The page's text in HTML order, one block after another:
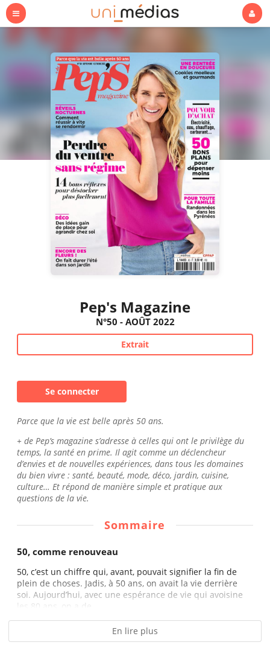
Pep's Magazine
N°50 - AOÛT 2022
Extrait
Se connecter
Parce que la vie est belle après 50 ans.
+ de Pep’s magazine s’adresse à celles qui ont le privilège du
temps, la santé en prime. Il agit comme un déclencheur
d’envies et de nouvelles expériences, dans tous les domaines
du bien vivre : santé, beauté, mode, déco, jardin, cuisine,
culture… Et répond de manière simple et pratique aux
questions de la vie.
Sommaire
50, comme renouveau
50, c’est un chiffre qui, avant, pouvait signifier la fin de
plein de choses. Jadis, à 50 ans, on avait la vie derrière
soi. Aujourd’hui, avec une espérance de vie qui avoisine
les 80 ans, on a de...
En lire plus